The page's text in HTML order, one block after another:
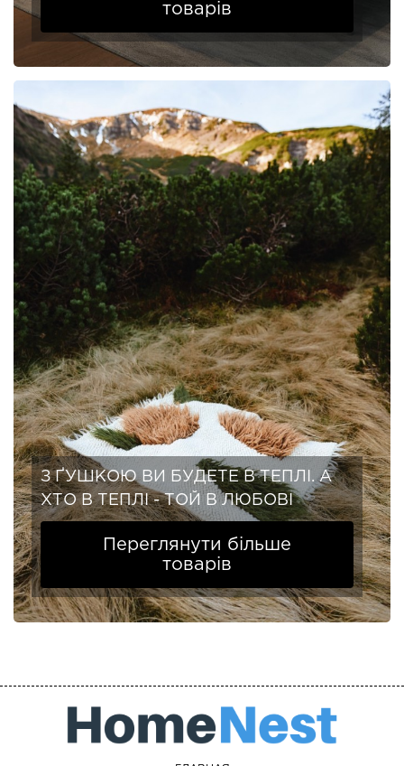
товарів
З ҐУШКОЮ ВИ БУДЕТЕ В ТЕПЛІ. А
ХТО В ТЕПЛІ - ТОЙ В ЛЮБОВІ
Переглянути більше
товарів